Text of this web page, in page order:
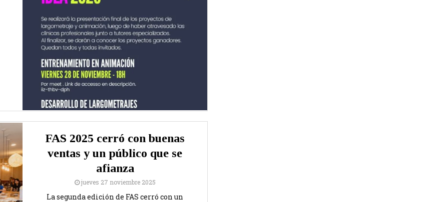
FAS 2025 cerró con buenas
ventas y un público que se
afianza
jueves 27 noviembre 2025
La segunda edición de FAS cerró con un